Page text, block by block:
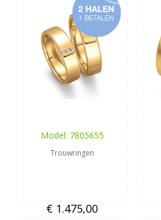
Model: 7805655
Trouwringen
€ 1.475,00